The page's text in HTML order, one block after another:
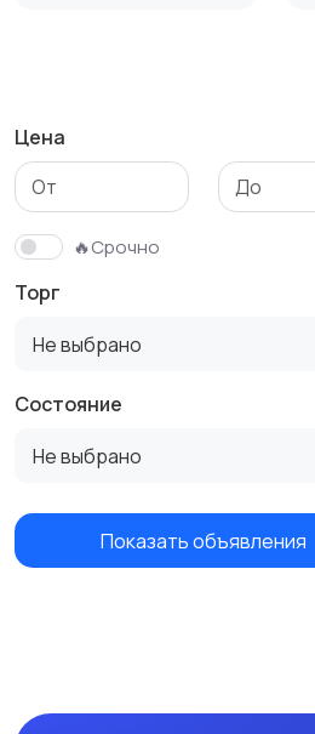
Цена
🔥Срочно
Торг
Не выбрано
Состояние
Не выбрано
Показать объявления